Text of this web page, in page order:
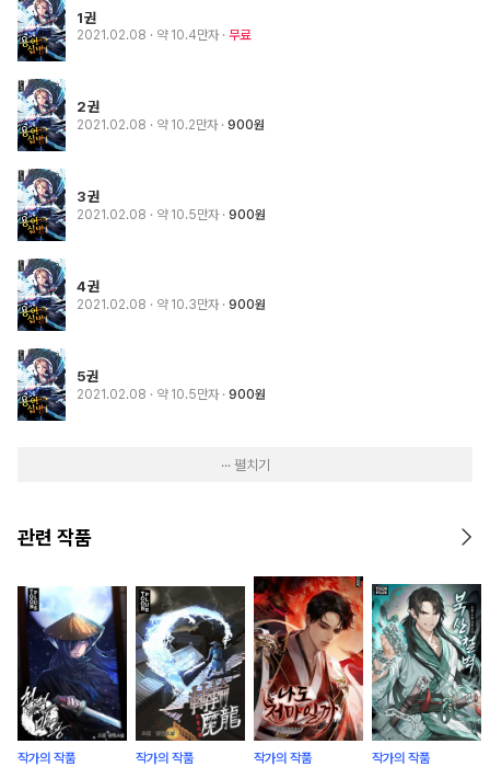
1권
2021.02.08 · 약 10.4만자 무료
2권
2021.02.08 · 약 10.2만자 900원
3권
2021.02.08 · 약 10.5만자 900원
4권
2021.02.08 · 약 10.3만자 900원
5권
2021.02.08 · 약 10.5만자 900원
··· 펼치기
관련 작품
작가의 작품 작가의 작품 작가의 작품 작가의 작품